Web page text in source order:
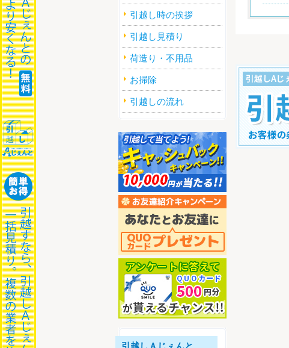
引越し時の挨拶
引越し見積り
荷造り・不用品
お掃除
引越しの流れ
引越しＡじぇんと